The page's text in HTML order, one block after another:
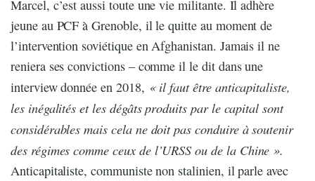
Marcel, c’est aussi toute une vie militante. Il adhère
jeune au PCF à Grenoble, il le quitte au moment de
l’intervention soviétique en Afghanistan. Jamais il ne
reniera ses convictions – comme il le dit dans une
interview donnée en 2018, « il faut être anticapitaliste,
les inégalités et les dégâts produits par le capital sont
considérables mais cela ne doit pas conduire à soutenir
des régimes comme ceux de l’URSS ou de la Chine ».
Anticapitaliste, communiste non stalinien, il parle avec